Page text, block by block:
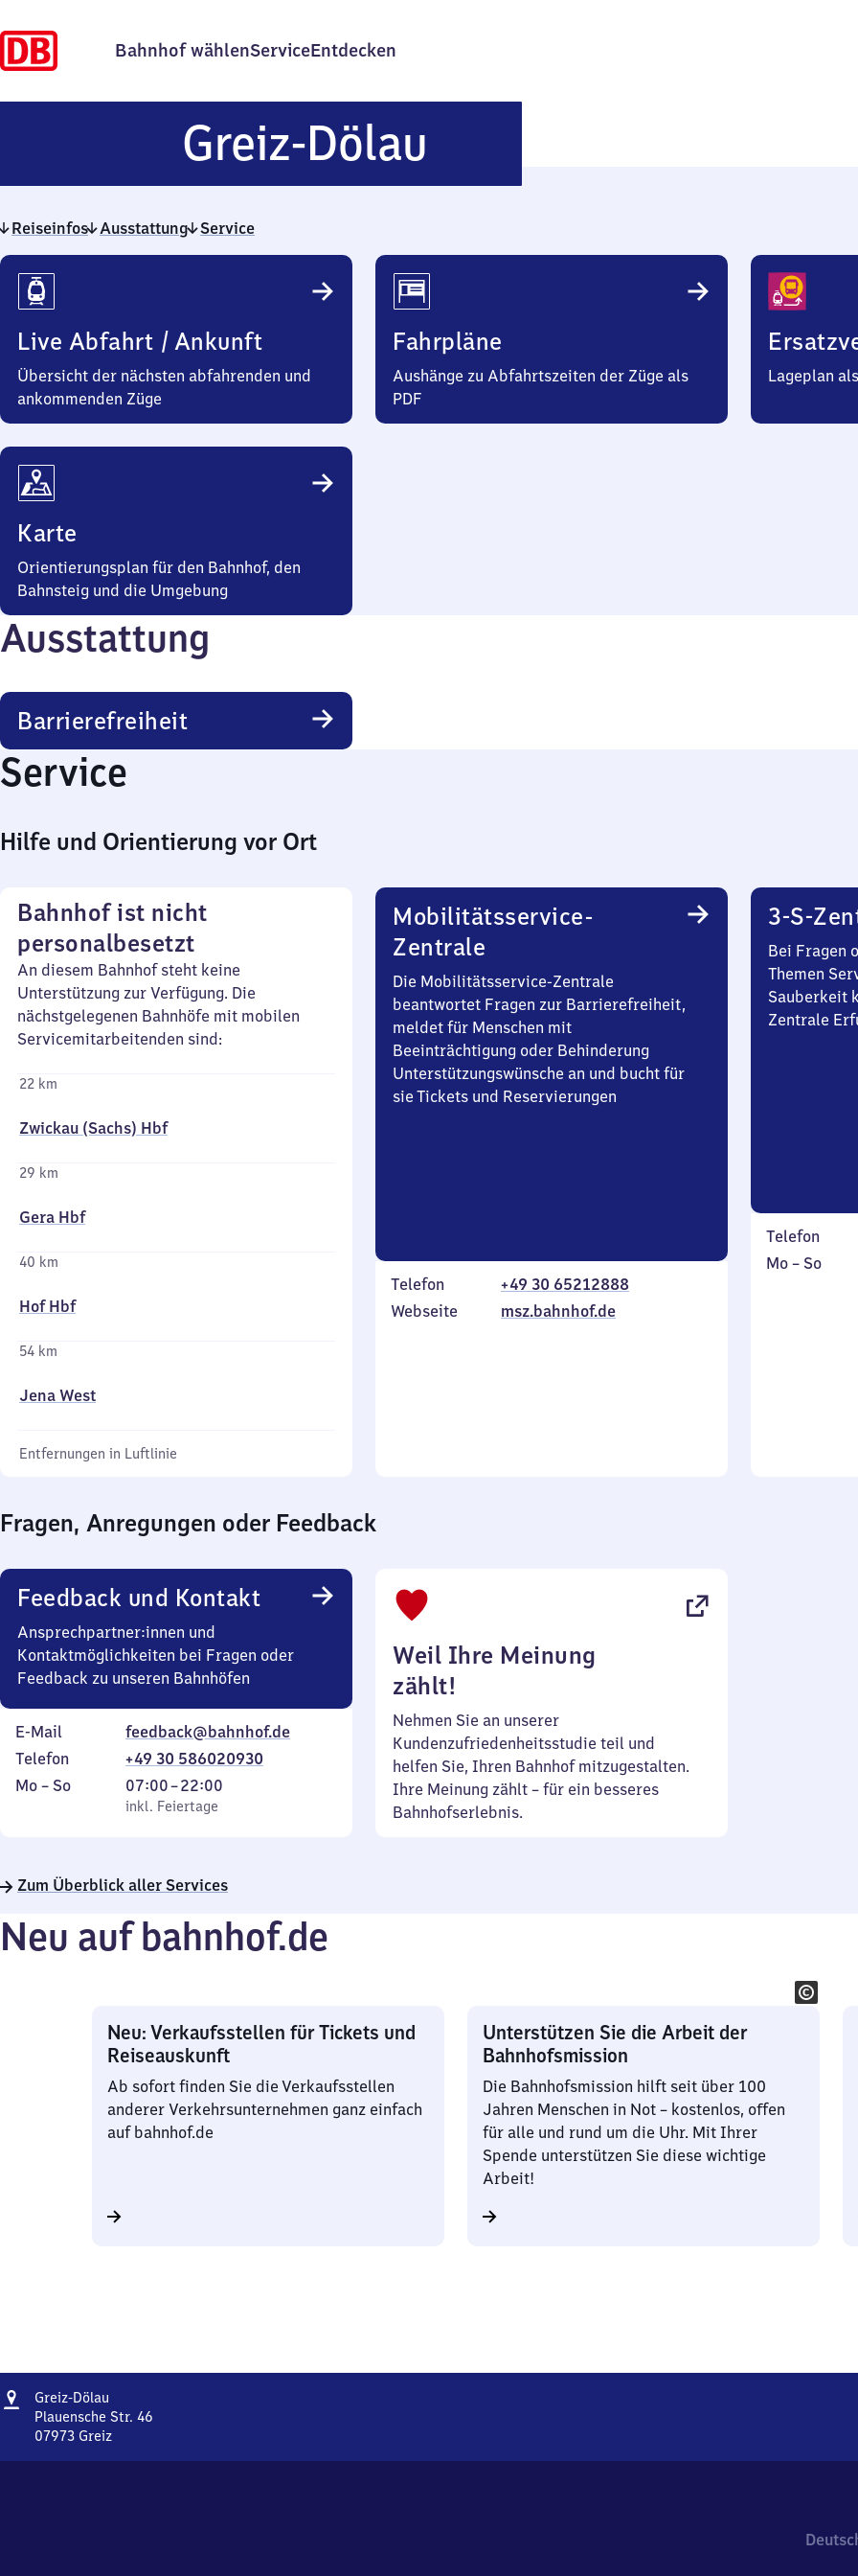
Bahnhof wählenServiceEntdecken
Greiz-Dölau
Dölau
Reiseinfos Ausstattung Service
Reiseinfos
Live Abfahrt / Ankunft
Übersicht der nächsten abfahrenden und
ankommenden Züge
Fahrpläne
Aushänge zu Abfahrtszeiten der Züge als
PDF
Lageplan
Karte
Orientierungsplan für den Bahnhof, den
Bahnsteig und die Umgebung
Ausstattung
Barrierefreiheit
Service
Hilfe und Orientierung vor Ort
Bahnhof ist nicht
personalbesetzt
An diesem Bahnhof steht keine
Unterstützung zur Verfügung. Die
nächstgelegenen Bahnhöfe mit mobilen
Servicemitarbeitenden sind:
22 km
Zwickau (Sachs) Hbf
29 km
Gera Hbf
40 km
Hof Hbf
54 km
Jena West
Entfernungen in Luftlinie
Mobilitätsservice-
Zentrale
Die Mobilitätsservice-Zentrale
beantwortet Fragen zur Barrierefreiheit,
meldet für Menschen mit
Beeinträchtigung oder Behinderung
Unterstützungswünsche an und bucht für
sie Tickets und Reservierungen
Telefon
+49 30 65212888
Webseite
msz.bahnhof.de
3-S-
Bei Fragen
Themen
Sauberkeit
Zentrale
Telefon
Montag
Mo – So,
Fragen, Anregungen oder Feedback
Feedback und Kontakt
Ansprechpartner:innen und
Kontaktmöglichkeiten bei Fragen oder
Feedback zu unseren Bahnhöfen
E-Mail
feedback@bahnhof.de
Telefon
+49 30 586020930
Montag
Mo – So,
inkl. Feiertage
07:00–22:00
Von
7
22
inkl. Feiertage
Weil Ihre Meinung
zählt!
Nehmen Sie an unserer
Kundenzufriedenheitsstudie teil und
helfen Sie, Ihren Bahnhof mitzugestalten.
Ihre Meinung zählt – für ein besseres
Bahnhofserlebnis.
Zum Überblick aller Services
Neu auf bahnhof.de
Neu: Verkaufsstellen für Tickets und
Reiseauskunft
Ab sofort finden Sie die Verkaufsstellen
anderer Verkehrsunternehmen ganz einfach
auf bahnhof.de
Unterstützen Sie die Arbeit der
Bahnhofsmission
Die Bahnhofsmission hilft seit über 100
Jahren Menschen in Not – kostenlos, offen
für alle und rund um die Uhr. Mit Ihrer
Spende unterstützen Sie diese wichtige
Arbeit!
Adresse
Greiz-Dölau
Dölau
Plauensche Str. 46
07973 Greiz